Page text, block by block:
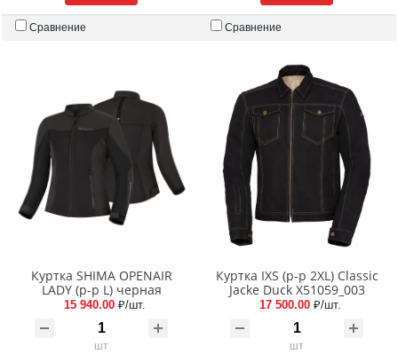
Сравнение Сравнение
Куртка SHIMA OPENAIR
LADY (p-p L) черная
15 940.00 ₽/шт.
шт
Куртка IXS (р-р 2XL) Classic
Jacke Duck X51059_003
17 500.00 ₽/шт.
шт